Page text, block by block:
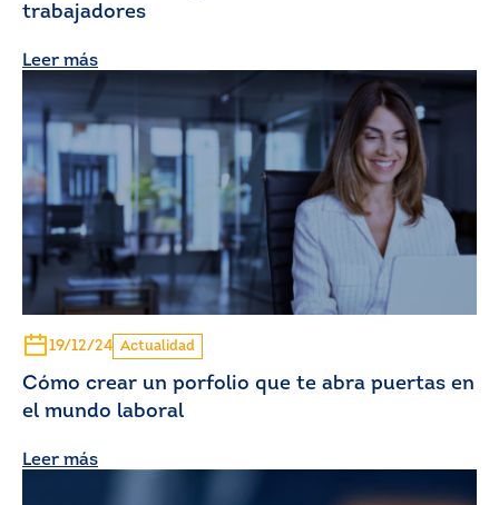
trabajadores
Leer más
19/12/24 Actualidad
Cómo crear un porfolio que te abra puertas en
el mundo laboral
Leer más